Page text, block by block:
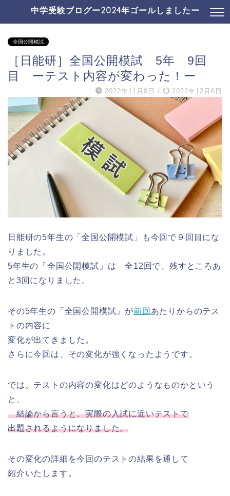
中学受験ブログー2024年ゴールしましたー
全国公開模試
［日能研］全国公開模試 5年 9回
目 ーテスト内容が変わった！ー
2022年11月8日 / 2022年12月6日
日能研の5年生の「全国公開模試」も今回で９回目にな
りました。
5年生の「全国公開模試」は 全12回で、残すところあ
と3回になりました。
その5年生の「全国公開模試」が前回 あたりからのテス
トの内容に
変化が出てきました。
さらに今回は、その変化が強くなったようです。
では、テストの内容の変化はどのようなものかという
と、
結論から言うと、実際の入試に近いテストで
出題されるようになりました。
その変化の詳細を今回のテストの結果を通して
紹介いたします。